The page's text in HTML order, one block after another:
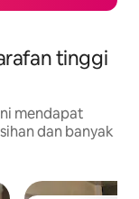
tinggi
mendapat
dan banyak